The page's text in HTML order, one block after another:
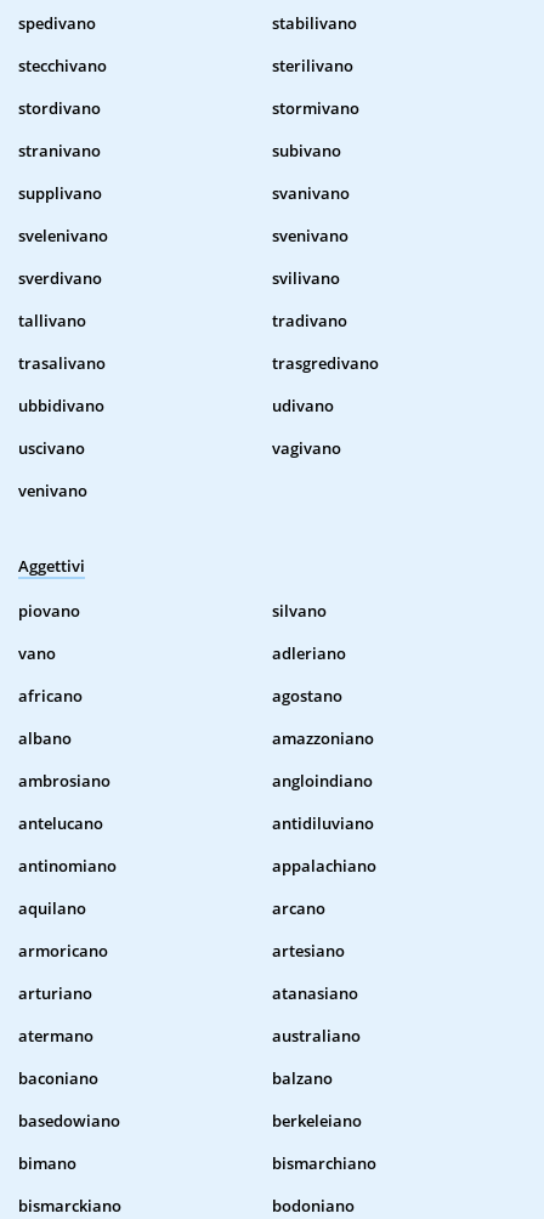
spedivano
stabilivano
stecchivano
sterilivano
stordivano
stormivano
stranivano
subivano
supplivano
svanivano
svelenivano
svenivano
sverdivano
svilivano
tallivano
tradivano
trasalivano
trasgredivano
ubbidivano
udivano
uscivano
vagivano
venivano
Aggettivi
piovano
silvano
vano
adleriano
africano
agostano
albano
amazzoniano
ambrosiano
angloindiano
antelucano
antidiluviano
antinomiano
appalachiano
aquilano
arcano
armoricano
artesiano
arturiano
atanasiano
atermano
australiano
baconiano
balzano
basedowiano
berkeleiano
bimano
bismarchiano
bismarckiano
bodoniano